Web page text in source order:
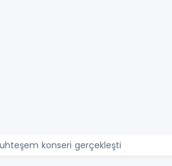
konseri gerçekleşti